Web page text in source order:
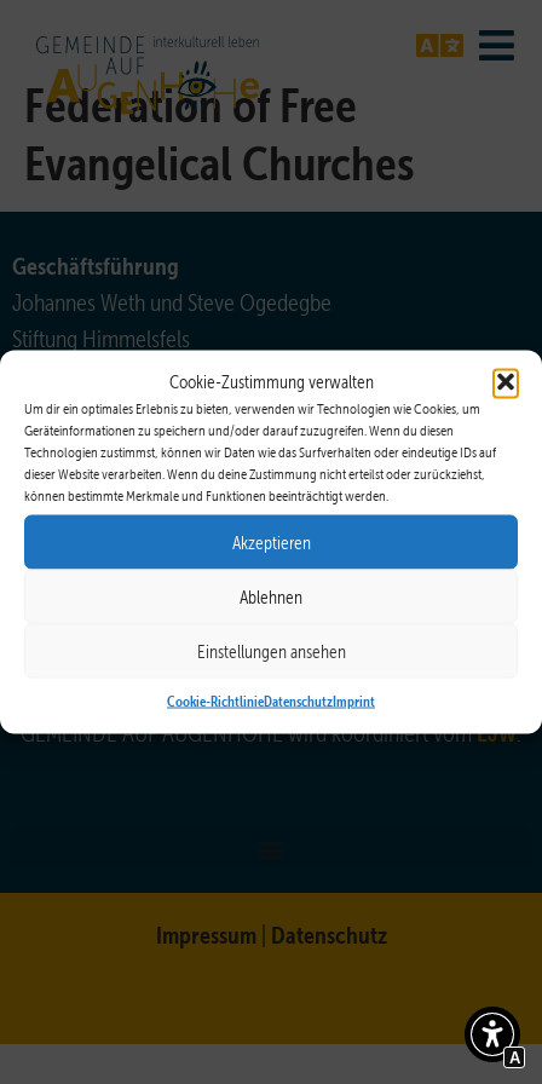
Cookie-Zustimmung verwalten
Um dir ein optimales Erlebnis zu bieten, verwenden wir Technologien wie Cookies, um
Geräteinformationen zu speichern und/oder darauf zuzugreifen. Wenn du diesen
Technologien zustimmst, können wir Daten wie das Surfverhalten oder eindeutige IDs auf
dieser Website verarbeiten. Wenn du deine Zustimmung nicht erteilst oder zurückziehst,
können bestimmte Merkmale und Funktionen beeinträchtigt werden.
Akzeptieren
Ablehnen
Einstellungen ansehen
Cookie-RichtlinieDatenschutzImprint
Federation of Free
Evangelical Churches
Geschäftsführung
Johannes Weth und Steve Ogedegbe
Stiftung Himmelsfels
info@gemeinde-auf-augenhoehe.de
Koordinationsteam
Bendix Balke
bb@bendix-balke.de
GEMEINDE AUF AUGENHÖHE wird koordiniert vomEJW.
Impressum Datenschutz
A